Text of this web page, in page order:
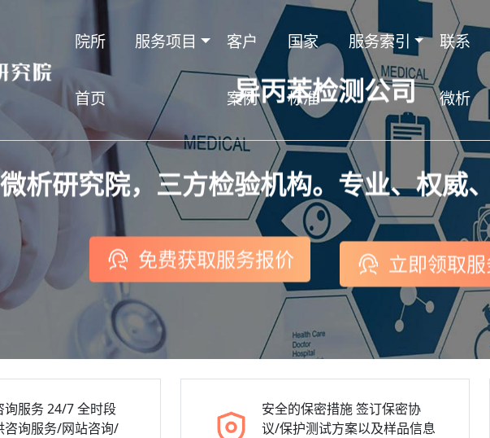
院所
首页
服务项目 客户
案例
国家
标准
服务索引 联系
微析
异丙苯检测公司
微析研究院，三方检验机构。专业、权威
免费获取服务报价 立即领取
询服务24/7 全时段
咨询服务/网站咨询/
安全的保密措施签订保密协
议/保护测试方案以及样品信息